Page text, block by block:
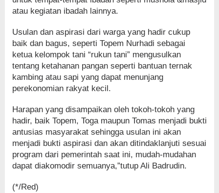
atau kegiatan ibadah lainnya.
Usulan dan aspirasi dari warga yang hadir cukup
baik dan bagus, seperti Topem Nurhadi sebagai
ketua kelompok tani “rukun tani” mengusulkan
tentang ketahanan pangan seperti bantuan ternak
kambing atau sapi yang dapat menunjang
perekonomian rakyat kecil.
Harapan yang disampaikan oleh tokoh-tokoh yang
hadir, baik Topem, Toga maupun Tomas menjadi bukti
antusias masyarakat sehingga usulan ini akan
menjadi bukti aspirasi dan akan ditindaklanjuti sesuai
program dari pemerintah saat ini, mudah-mudahan
dapat diakomodir semuanya,”tutup Ali Badrudin.
(*/Red)